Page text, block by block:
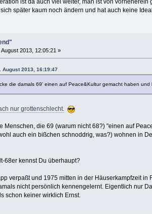
später kaum noch ändern und hat auch keine
August 2013, 12:05:21 »
August 2013, 16:19:47
die damals 69' einen auf Peace&Kultur gemacht haben
nur grottenschlecht.
Menschen, die 69 (warum nicht 68?) "einen auf
auch ein bißchen schnoddrig, was?) wohnen in
68er kennst Du überhaupt?
verpaßt und 1975 mitten in der Häuserkampfzeit
nicht persönlich kennengelernt. Eigentlich nur
schon keiner wirklich Ernst.